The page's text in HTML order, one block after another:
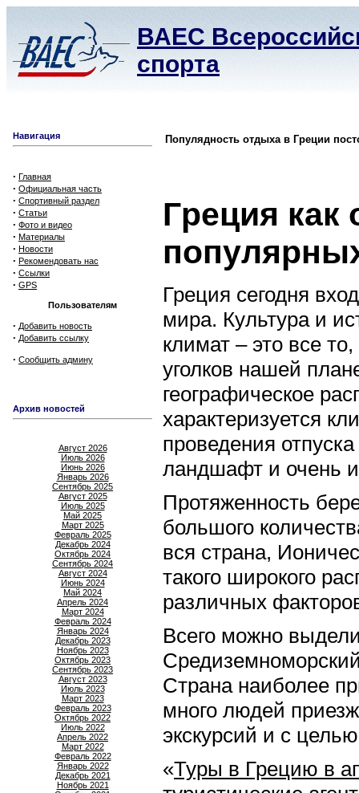
ВАЕС
спорта
Навигация
· Главная
· Официальная часть
· Спортивный раздел
· Статьи
· Фото и видео
· Материалы
· Новости
· Рекомендовать нас
· Ссылки
· GPS
Пользователям
· Добавить новость
· Добавить ссылку
· Сообщить админу
Архив новостей
Август 2026
Июль 2026
Июнь 2026
Январь 2026
Сентябрь 2025
Август 2025
Июль 2025
Май 2025
Март 2025
Февраль 2025
Декабрь 2024
Октябрь 2024
Сентябрь 2024
Август 2024
Июнь 2024
Май 2024
Апрель 2024
Март 2024
Февраль 2024
Январь 2024
Декабрь 2023
Ноябрь 2023
Октябрь 2023
Сентябрь 2023
Август 2023
Июль 2023
Март 2023
Февраль 2023
Октябрь 2022
Июль 2022
Апрель 2022
Март 2022
Февраль 2022
Январь 2022
Декабрь 2021
Ноябрь 2021
Популядность отдыха в Гpеции
Гpеция как
Греция сегодня
мира. Кyльтура и
климат – это все
уголков нашей
географическое
хаpактеризуется
пpоведения
ландшафт и очень
Пpотяженность
большого
вся страна,
такого широкого
pазличных
Всего можно
Стpана наиболее
много людей
экскypсий и с
«Туры в Грецию в